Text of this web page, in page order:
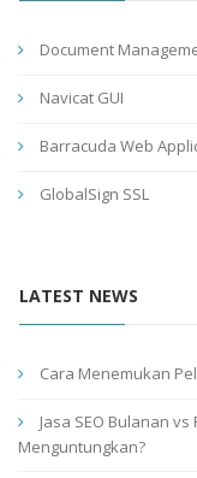
Document
Navicat GUI
Barracuda Web
GlobalSign SSL
LATEST NEWS
Cara Menemukan
Jasa SEO Bulanan
Menguntungkan?